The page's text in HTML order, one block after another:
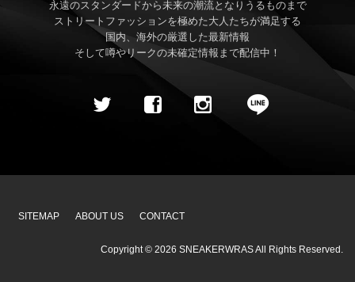
永遠のスタンダードから未来の潮流となりうるものまで
ストリートファッションを極めた大人たちが満足する
国内、海外の厳選した最新情報
そして噂やリークの未確定情報まで配信中！
SITEMAP ABOUT US CONTACT
Copyright © 2026 SNEAKERWRASAll Rights Reserved.